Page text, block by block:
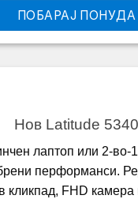
ПОБАРАЈ ПОНУДА
Нов Latitude 5340
лаптоп или 2-во-
перформанси.
кликпад, FHD камера